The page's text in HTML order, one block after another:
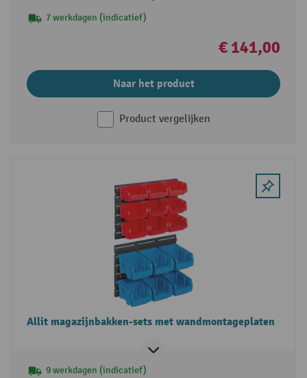
7 werkdagen (indicatief)
€ 141,00
Naar het product
Product vergelijken
Allit magazijnbakken-sets met wandmontageplaten
9 werkdagen (indicatief)